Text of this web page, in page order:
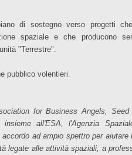
di sostegno verso progetti
spaziale e che producono
"Terrestre".
pubblico volentieri.
for Business Angels, Seed
all'ESA, l'Agenzia
ad ampio spettro per aiutare
legate alle attività spaziali, a